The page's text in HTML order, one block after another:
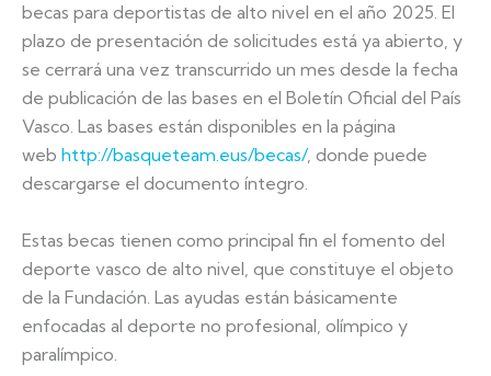
becas para deportistas de alto nivel en el año 2025. El
plazo de presentación de solicitudes está ya abierto, y
se cerrará una vez transcurrido un mes desde la fecha
de publicación de las bases en el Boletín Oficial del País
Vasco. Las bases están disponibles en la página
web http://basqueteam.eus/becas/, donde puede
descargarse el documento íntegro.
Estas becas tienen como principal fin el fomento del
deporte vasco de alto nivel, que constituye el objeto
de la Fundación. Las ayudas están básicamente
enfocadas al deporte no profesional, olímpico y
paralímpico.